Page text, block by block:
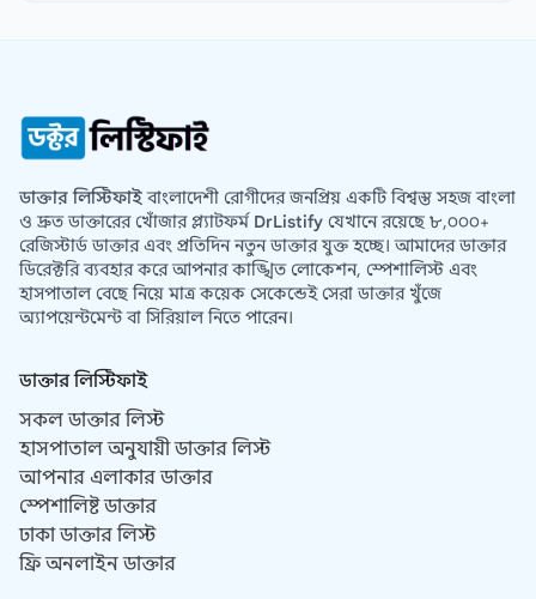
ডাক্তার লিস্টিফাইবাংলাদেশী রোগীদের জনপ্রিয় একটি বিশ্বস্ত সহজ বাংলা
ও দ্রুত ডাক্তারের খোঁজার প্ল্যাটফর্ম DrListify যেখানে রয়েছে ৮,০০০+
রেজিস্টার্ড ডাক্তার এবং প্রতিদিন নতুন ডাক্তার যুক্ত হচ্ছে। আমাদের ডাক্তার
ডিরেক্টরি ব্যবহার করে আপনার কাঙ্খিত লোকেশন, স্পেশালিস্ট এবং
হাসপাতাল বেছে নিয়ে মাত্র কয়েক সেকেন্ডেই সেরা ডাক্তার খুঁজে
অ্যাপয়েন্টমেন্ট বা সিরিয়াল নিতে পারেন।
ডাক্তার লিস্টিফাই
সকল ডাক্তার লিস্ট
হাসপাতাল অনুযায়ী ডাক্তার লিস্ট
আপনার এলাকার ডাক্তার
স্পেশালিষ্ট ডাক্তার
ঢাকা ডাক্তার লিস্ট
ফ্রি অনলাইন ডাক্তার